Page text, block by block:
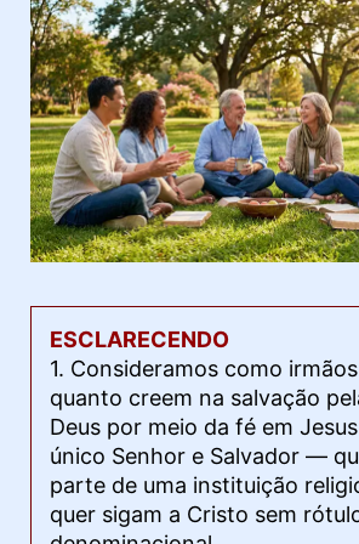
ESCLARECENDO
1. Consideramos como
quanto creem na salvação
Deus por meio da fé em
único Senhor e Salvador —
parte de uma instituição
quer sigam a Cristo sem